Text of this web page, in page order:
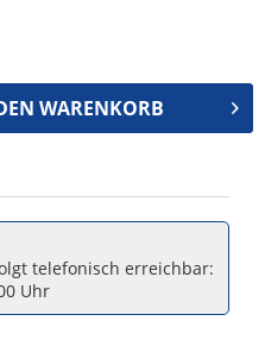
WARENKORB
telefonisch erreichbar:
Uhr